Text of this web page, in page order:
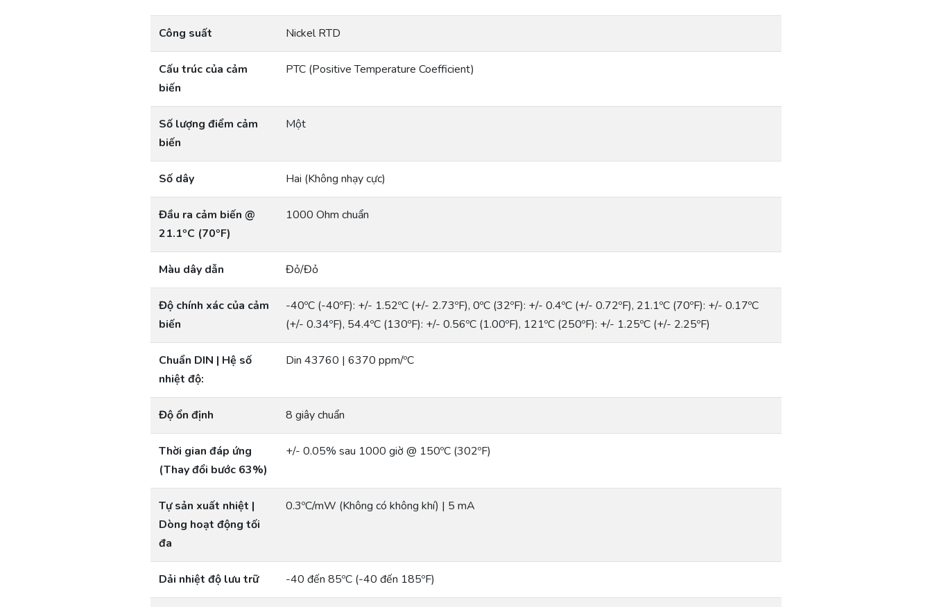
Công suất Nickel RTD
Cấu trúc của cảm
biến
PTC (Positive Temperature Coefficient)
Số lượng điểm cảm
biến
Một
Số dây Hai (Không nhạy cực)
Đầu ra cảm biến @
21.1ºC (70ºF)
1000 Ohm chuẩn
Màu dây dẫn Đỏ/Đỏ
Độ chính xác của cảm
biến
-40ºC (-40ºF): +/- 1.52ºC (+/- 2.73ºF), 0ºC (32ºF): +/- 0.4ºC (+/- 0.72ºF), 21.1ºC (70ºF): +/- 0.17ºC
(+/- 0.34ºF), 54.4ºC (130ºF): +/- 0.56ºC (1.00ºF), 121ºC (250ºF): +/- 1.25ºC (+/- 2.25ºF)
Chuẩn DIN | Hệ số
nhiệt độ:
Din 43760 | 6370 ppm/ºC
Độ ổn định 8 giây chuẩn
Thời gian đáp ứng
(Thay đổi bước 63%)
+/- 0.05% sau 1000 giờ @ 150ºC (302ºF)
Tự sản xuất nhiệt |
Dòng hoạt động tối
đa
0.3ºC/mW (Không có không khí) | 5 mA
Dải nhiệt độ lưu trữ -40 đến 85ºC (-40 đến 185ºF)